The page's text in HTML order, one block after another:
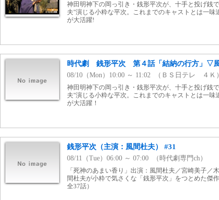
神田明神下の岡っ引き・銭形平次が、十手と投げ銭
夫"演じる小粋な平次。これまでのキャストとは一味
が大活躍!
時代劇 銭形平次 第４話「結納の行方」▽
08/10（Mon）10:00 ～ 11:02 （ＢＳ日テレ ４Ｋ
神田明神下の岡っ引き・銭形平次が、十手と投げ銭
夫"演じる小粋な平次。これまでのキャストとは一味
が大活躍！
銭形平次（主演：風間杜夫） #31
08/11（Tue）06:00 ～ 07:00 （時代劇専門ch）
「死神のあまい香り」出演：風間杜夫／宮崎美子
間杜夫が小粋で気さくな「銭形平次」をつとめた傑
全37話）